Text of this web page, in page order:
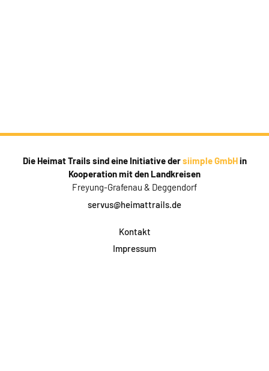
Die Heimat Trails sind eine Initiative dersiimple GmbHin
Kooperation mit den Landkreisen
Freyung-Grafenau & Deggendorf
servus@heimattrails.de
Kontakt
Impressum